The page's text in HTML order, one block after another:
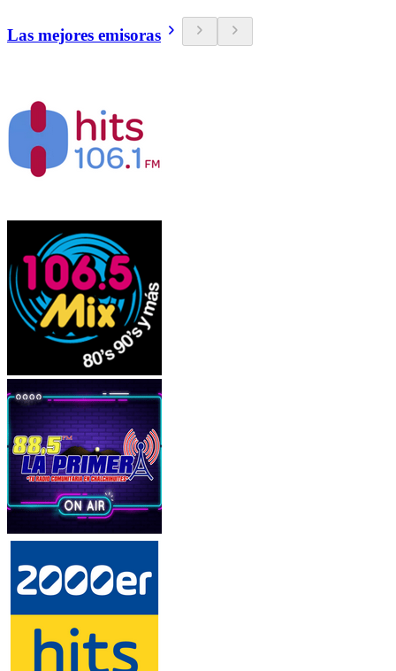
Las mejores emisoras